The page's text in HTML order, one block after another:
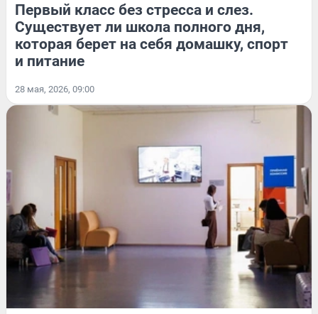
Первый класс без стресса и слез.
Существует ли школа полного дня,
которая берет на себя домашку, спорт
и питание
28 мая, 2026, 09:00